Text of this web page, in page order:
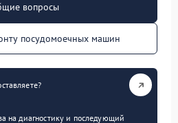
вопросы
посудомоечных машин
на диагностику и последующий